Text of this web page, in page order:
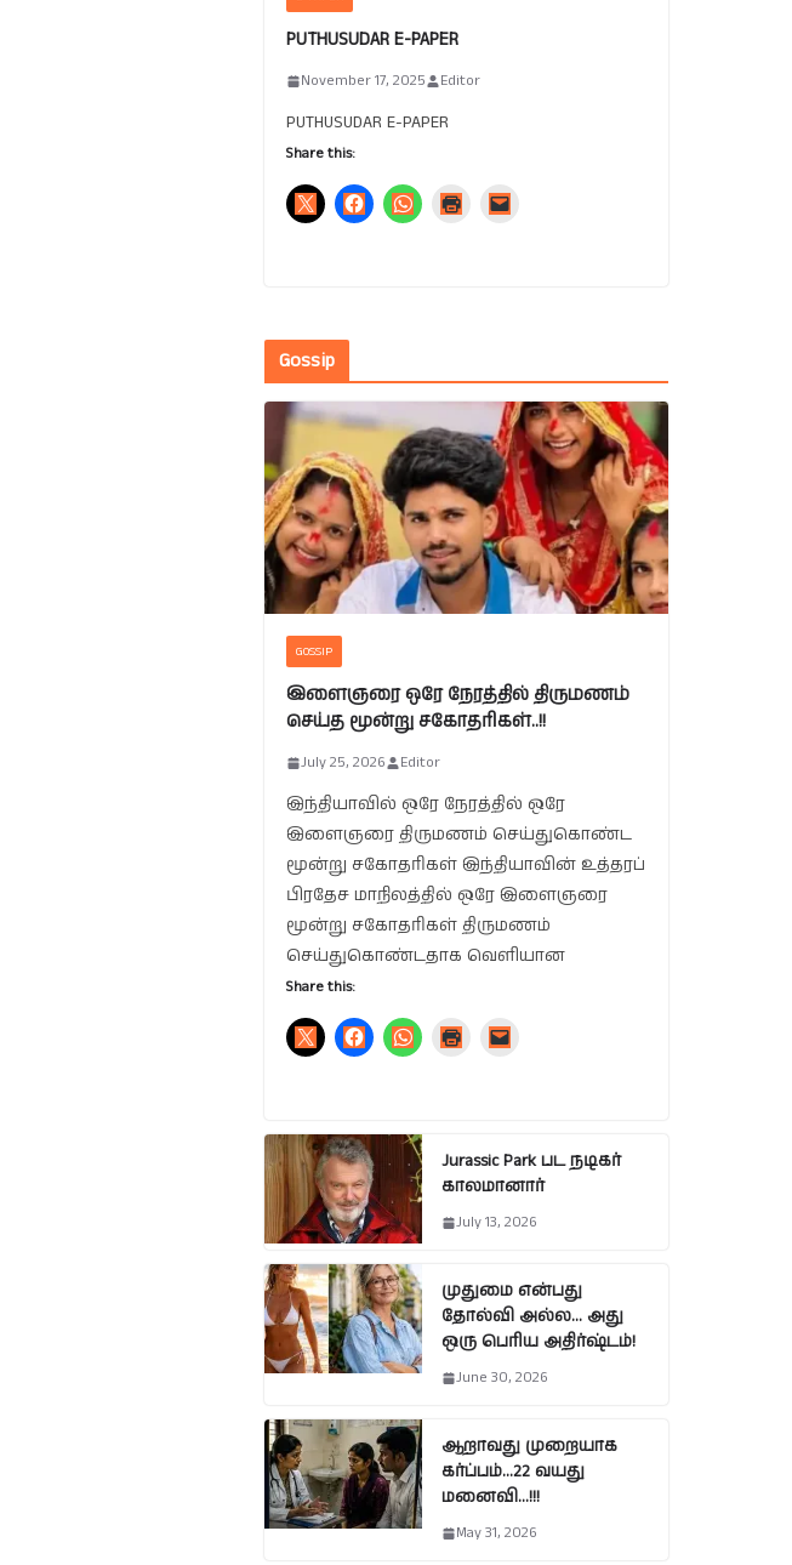
PUTHUSUDAR E-PAPER
November 17, 2025 Editor
PUTHUSUDAR E-PAPER
Share this:
Gossip
GOSSIP
இளைஞரை ஒரே நேரத்தில் திருமணம்
செய்த மூன்று சகோதரிகள்..!!
July 25, 2026 Editor
இந்தியாவில் ஒரே நேரத்தில் ஒரே
இளைஞரை திருமணம் செய்துகொண்ட
மூன்று சகோதரிகள் இந்தியாவின் உத்தரப்
பிரதேச மாநிலத்தில் ஒரே இளைஞரை
மூன்று சகோதரிகள் திருமணம்
செய்துகொண்டதாக வெளியான
Share this:
Jurassic Park பட நடிகர்
காலமானார்
July 13, 2026
முதுமை என்பது
தோல்வி அல்ல… அது
ஒரு பெரிய அதிர்ஷ்டம்!
June 30, 2026
ஆறாவது முறையாக
கர்ப்பம்…22 வயது
மனைவி…!!!
May 31, 2026